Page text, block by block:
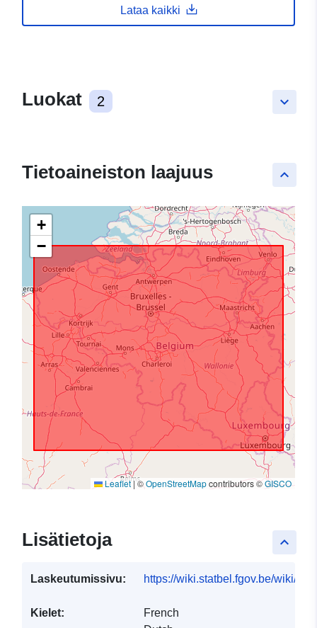
Lataa kaikki
keyboard_arrow_down
Luokat 2
keyboard_arrow_up
Tietoaineiston laajuus
+
−
Leaflet|©OpenStreetMapcontributors ©GISCO
keyboard_arrow_up
Lisätietoja
Laskeutumissivu: https://wiki.statbel.fgov.be/wiki/
Kielet:
French